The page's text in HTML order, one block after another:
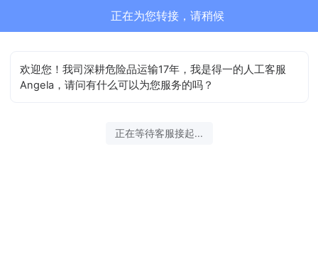
正在为您转接，请稍候
欢迎您！我司深耕危险品运输17年，我是得一的人工客服
Angela，请问有什么可以为您服务的吗？
正在等待客服接起...